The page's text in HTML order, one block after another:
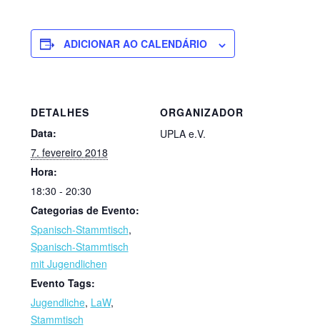
ADICIONAR AO CALENDÁRIO
DETALHES
Data:
7. fevereiro 2018
Hora:
18:30 - 20:30
Categorias de Evento:
Spanisch-Stammtisch,
Spanisch-Stammtisch
mit Jugendlichen
Evento Tags:
Jugendliche, LaW,
Stammtisch
ORGANIZADOR
UPLA e.V.